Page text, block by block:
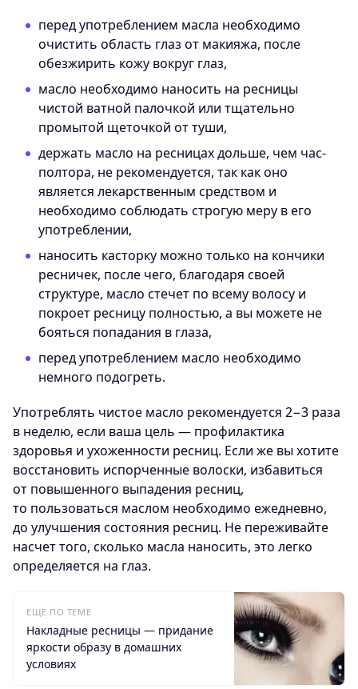
перед употреблением масла необходимо
очистить область глаз от макияжа, после
обезжирить кожу вокруг глаз,
масло необходимо наносить на ресницы
чистой ватной палочкой или тщательно
промытой щеточкой от туши,
держать масло на ресницах дольше, чем час-
полтора, не рекомендуется, так как оно
является лекарственным средством и
необходимо соблюдать строгую меру в его
употреблении,
наносить касторку можно только на кончики
ресничек, после чего, благодаря своей
структуре, масло стечет по всему волосу и
покроет ресницу полностью, а вы можете не
бояться попадания в глаза,
перед употреблением масло необходимо
немного подогреть.
Употреблять чистое масло рекомендуется 2−3 раза
в неделю, если ваша цель — профилактика
здоровья и ухоженности ресниц. Если же вы хотите
восстановить испорченные волоски, избавиться
от повышенного выпадения ресниц,
то пользоваться маслом необходимо ежедневно,
до улучшения состояния ресниц. Не переживайте
насчет того, сколько масла наносить, это легко
определяется на глаз.
ЕЩЕ ПО ТЕМЕ
Накладные ресницы — придание
яркости образу в домашних
условиях